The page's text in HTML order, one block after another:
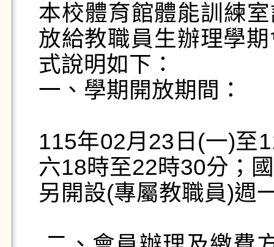
本校體育館體能訓練
放給教職員生辦理學
式說明如下：
一、學期開放期間：
115年02月23日(一)至
六18時至22時30分；
另開設(專屬教職員)週